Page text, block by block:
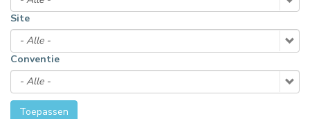
Site
Conventie
Toepassen